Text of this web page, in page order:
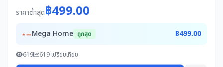
ราคาต่ำสุด฿499.00
Mega Home ถูกสุด ฿499.00
619 619 เปรียบเทียบ